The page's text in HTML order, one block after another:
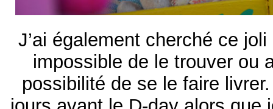
J’ai également cherché ce
impossible de le trouver ou
possibilité de se le faire